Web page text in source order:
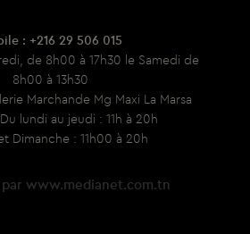
: +216 29 506 015
de 8h00 à 17h30 le Samedi de
8h00 à 13h30
Marchande Mg Maxi La Marsa
lundi au jeudi : 11h à 20h
Dimanche : 11h00 à 20h
www.medianet.com.tn